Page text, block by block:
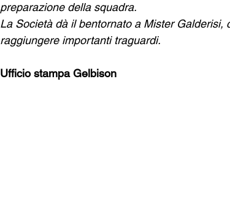
preparazione della squadra.
La Società dà il bentornato a Mister
raggiungere importanti traguardi.
Ufficio stampa Gelbison